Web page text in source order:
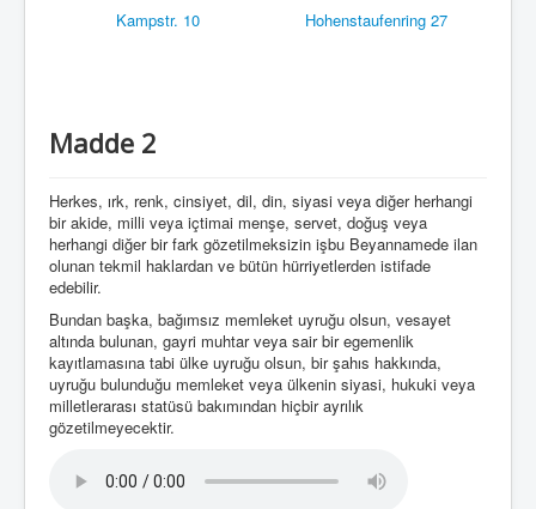
Kampstr. 10
Hohenstaufenring 27
Madde 2
Herkes, ırk, renk, cinsiyet, dil, din, siyasi veya diğer herhangi
bir akide, milli veya içtimai menşe, servet, doğuş veya
herhangi diğer bir fark gözetilmeksizin işbu Beyannamede ilan
olunan tekmil haklardan ve bütün hürriyetlerden istifade
edebilir.
Bundan başka, bağımsız memleket uyruğu olsun, vesayet
altında bulunan, gayri muhtar veya sair bir egemenlik
kayıtlamasına tabi ülke uyruğu olsun, bir şahıs hakkında,
uyruğu bulunduğu memleket veya ülkenin siyasi, hukuki veya
milletlerarası statüsü bakımından hiçbir ayrılık
gözetilmeyecektir.